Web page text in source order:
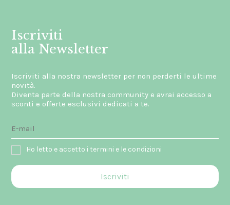
Iscriviti
alla Newsletter
Iscriviti alla nostra newsletter per non perderti le ultime
novità.
Diventa parte della nostra community e avrai accesso a
sconti e offerte esclusivi dedicati a te.
Ho letto e accetto i termini e le condizioni